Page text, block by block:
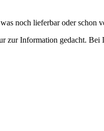
noch lieferbar oder schon
Information gedacht. Bei